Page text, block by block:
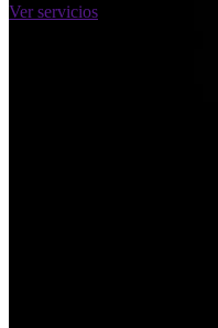
Ver servicios